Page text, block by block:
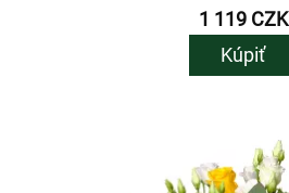
1 119 CZK
Kúpiť